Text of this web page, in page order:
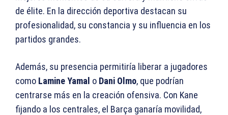
de élite. En la dirección deportiva destacan su
profesionalidad, su constancia y su influencia en los
partidos grandes.
Además, su presencia permitiría liberar a jugadores
como Lamine Yamal o Dani Olmo, que podrían
centrarse más en la creación ofensiva. Con Kane
fijando a los centrales, el Barça ganaría movilidad,